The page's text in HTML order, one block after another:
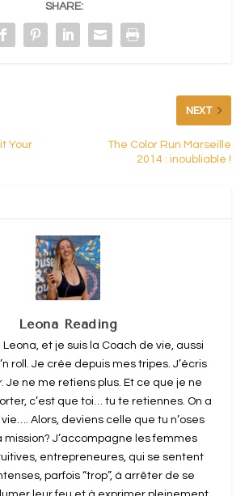
SHARE:
Your
NEXT
The Color Run Marseille
2014 : inoubliable !
Leona Reading
Leona, et je suis la Coach de vie, aussi
roll. Je crée depuis mes tripes. J’écris
Je ne me retiens plus. Et ce que je ne
c’est que toi… tu te retiennes. On a
vie…. Alors, deviens celle que tu n’oses
mission? J’accompagne les femmes
entrepreneures, qui se sentent
parfois “trop”, à arrêter de se